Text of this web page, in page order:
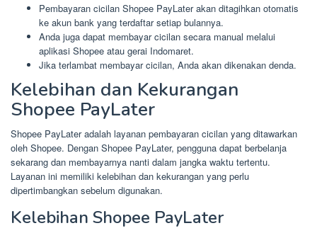
Pembayaran cicilan Shopee PayLater akan ditagihkan otomatis
ke akun bank yang terdaftar setiap bulannya.
Anda juga dapat membayar cicilan secara manual melalui
aplikasi Shopee atau gerai Indomaret.
Jika terlambat membayar cicilan, Anda akan dikenakan denda.
Kelebihan dan Kekurangan
Shopee PayLater
Shopee PayLater adalah layanan pembayaran cicilan yang ditawarkan
oleh Shopee. Dengan Shopee PayLater, pengguna dapat berbelanja
sekarang dan membayarnya nanti dalam jangka waktu tertentu.
Layanan ini memiliki kelebihan dan kekurangan yang perlu
dipertimbangkan sebelum digunakan.
Kelebihan Shopee PayLater